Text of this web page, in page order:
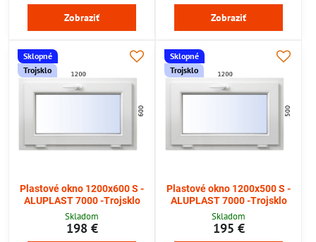
Zobraziť Zobraziť
Sklopné
Trojsklo
Plastové okno 1200x600 S -
ALUPLAST 7000 -Trojsklo
Skladom
198 €
Sklopné
Trojsklo
Plastové okno 1200x500 S -
ALUPLAST 7000 -Trojsklo
Skladom
195 €